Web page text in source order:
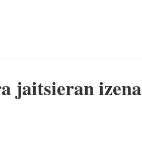
jaitsieran izena